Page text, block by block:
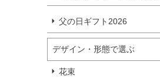
父の日ギフト2026
デザイン・形態で選ぶ
花束